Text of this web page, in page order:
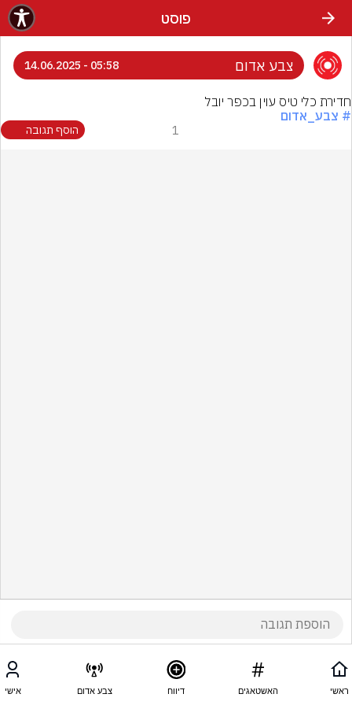
פוסט
צבע אדום 05:58 - 14.06.2025
חדירת כלי טיס עוין בכפר יובל
# צבע_אדום
1 הוסף תגובה
ראשי האשטאגים דיווח צבע אדום אישי